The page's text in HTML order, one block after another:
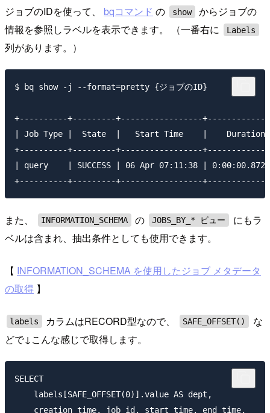
ジョブのIDを使って、 bqコマンド の show
からジョブの
情報を参照しラベルを表示できます。 （一番右に
Labels
列があります。）
$ bq show -j --format=pretty {ジョブのID}
+----------+---------+-----------------
| Job Type |  State  |   Start Time    |
+----------+---------+-----------------
| query    | SUCCESS | 06 Apr 07:11:38 |
また、 INFORMATION_SCHEMA の JOBS_BY_* ビュー
にもラ
ベルは含まれ、抽出条件としても使用できます。
【 INFORMATION_SCHEMA を使用したジョブ メタデータ
の取得 】
labels カラムはRECORD型なので、 SAFE_OFFSET()
な
どで↓こんな感じで取得します。
SELECT
    labels[SAFE_OFFSET(0)].value AS dept,
    creation_time, job_id, start_time, end_time,